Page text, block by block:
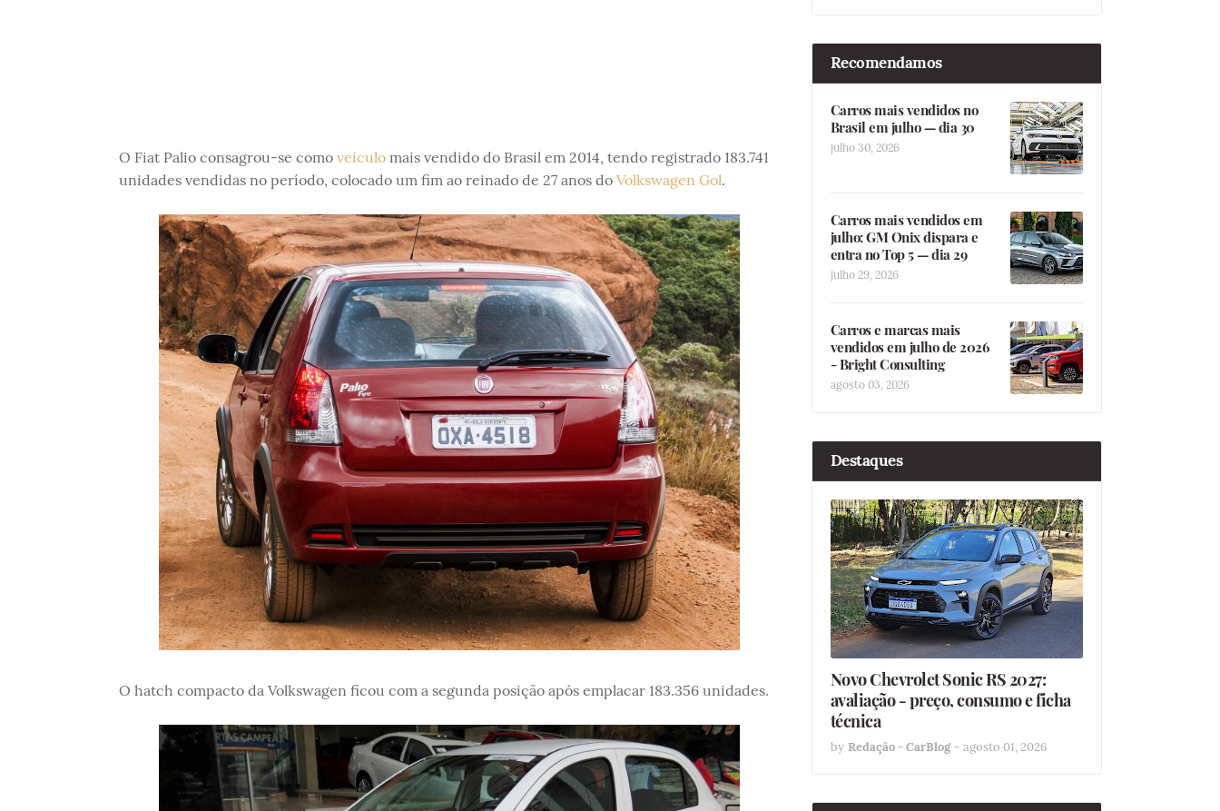
O Fiat Palio consagrou-se como veículomais vendido do Brasil em 2014, tendo registrado 183.741
unidades vendidas no período, colocado um fim ao reinado de 27 anos do Volkswagen Gol.
O hatch compacto da Volkswagen ficou com a segunda posição após emplacar 183.356 unidades.
Recomendamos
Carros mais vendidos no
Brasil em julho — dia 30
julho 30, 2026
Carros mais vendidos em
julho: GM Onix dispara e
entra no Top 5 — dia 29
julho 29, 2026
Carros e marcas mais
vendidos em julho de 2026
- Bright Consulting
agosto 03, 2026
Destaques
Novo Chevrolet Sonic RS 2027:
avaliação - preço, consumo e ficha
técnica
by Redação - CarBlog - agosto 01, 2026